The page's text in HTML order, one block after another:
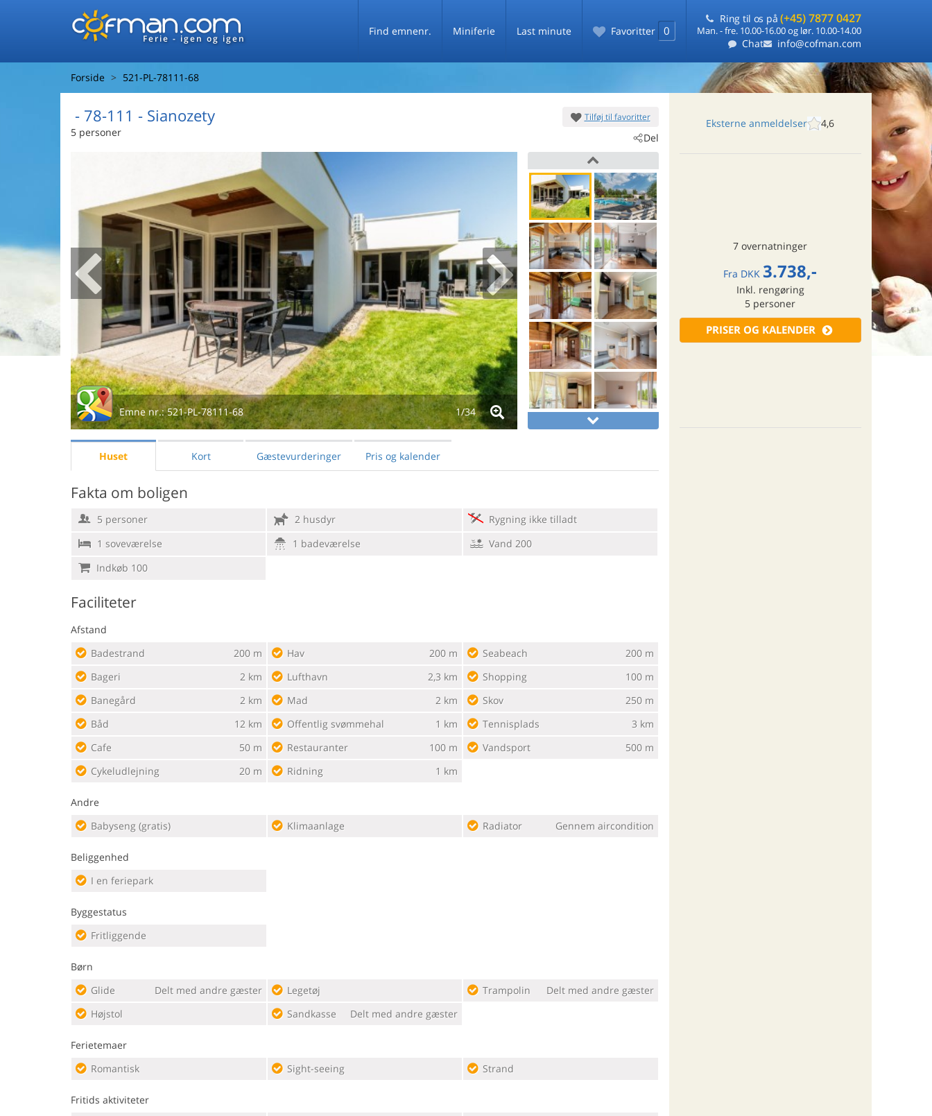
Ferie - igen og igen
Find emnenr. Miniferie Last minute Favoritter 0
Ring til os på (+45) 7877 0427
Man. - fre. 10.00-16.00 og lør. 10.00-14.00
Chat info@cofman.com
Forside 521-PL-78111-68
Tilføj til favoritter
Del
- 78-111 - Sianozety
5 personer
Emne nr.:521-PL-78111-68 1/34
Eksterne anmeldelser 4,6
7 overnatninger
Fra DKK 3.738,-
Inkl. rengøring
5 personer
PRISER OG KALENDER
Huset Kort Gæstevurderinger Pris og kalender
Fakta om boligen
5 personer 2 husdyr
Rygning ikke tilladt
1 soveværelse
1 badeværelse
Vand 200
Indkøb 100
Faciliteter
Afstand
Badestrand
200 m
Bageri
2 km
Banegård
2 km
Båd
12 km
Cafe
50 m
Cykeludlejning
20 m
Hav
200 m
Lufthavn
2,3 km
Mad
2 km
Offentlig svømmehal
1 km
Restauranter
100 m
Ridning
1 km
Seabeach
200 m
Shopping
100 m
Skov
250 m
Tennisplads
3 km
Vandsport
500 m
Andre
Babyseng (gratis)
Klimaanlage Radiator Gennem aircondition
Beliggenhed
I en feriepark
Byggestatus
Fritliggende
Børn
Glide
Delt med andre gæster
Højstol
Legetøj
Sandkasse
Delt med andre gæster
Trampolin Delt med andre gæster
Ferietemaer
Romantisk
Sight-seeing Strand
Fritids aktiviteter